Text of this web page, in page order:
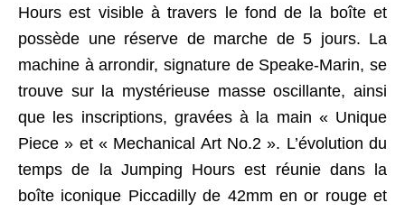
Hours est visible à travers le fond de la boîte et
possède une réserve de marche de 5 jours. La
machine à arrondir, signature de Speake-Marin, se
trouve sur la mystérieuse masse oscillante, ainsi
que les inscriptions, gravées à la main « Unique
Piece » et « Mechanical Art No.2 ». L’évolution du
temps de la Jumping Hours est réunie dans la
boîte iconique Piccadilly de 42mm en or rouge et